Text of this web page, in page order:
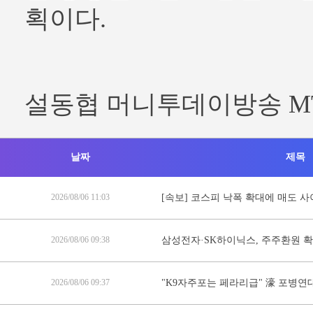
획이다.
설동협 머니투데이방송
날짜 제목
2026/08/06 11:03 [속보] 코스피 낙폭 확대에 매도 사
2026/08/06 09:38 삼성전자·SK하이닉스, 주주환원
2026/08/06 09:37 "K9자주포는 페라리급" 濠 포병연